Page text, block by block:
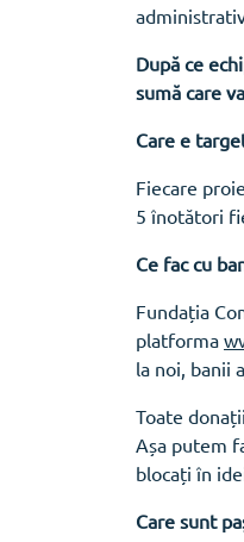
După ce
sumă care
Care e
Fiecare
5 înotători
Ce fac cu
Fundația
platforma
la noi, banii
Toate
Așa putem
blocați în
Care sunt